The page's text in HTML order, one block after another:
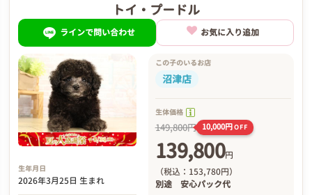
トイ・プードル
ラインで問い合わせ お気に入り追加
生年月日
2026年3月25日 生まれ
この子のいるお店
沼津店
生体価格
149,800円 10,000円OFF
139,800円
（税込：153,780円）
別途 安心パック代